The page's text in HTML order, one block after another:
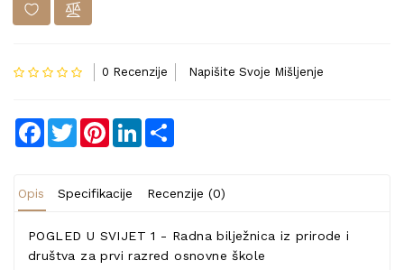
0 Recenzije Napišite Svoje Mišljenje
Facebook
TwitterPinterestLinkedIn
Opis Specifikacije Recenzije (0)
POGLED U SVIJET 1 - Radna bilježnica iz prirode i
društva za prvi razred osnovne škole